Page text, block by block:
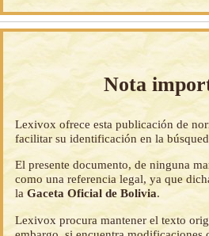
Nota
Lexivox ofrece esta publicación de
facilitar su identificación en la
El presente documento, de ninguna
como una referencia legal, ya que
laGaceta Oficial de Bolivia.
Lexivox procura mantener el texto